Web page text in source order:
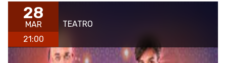
28
MAR
21:00
TEATRO